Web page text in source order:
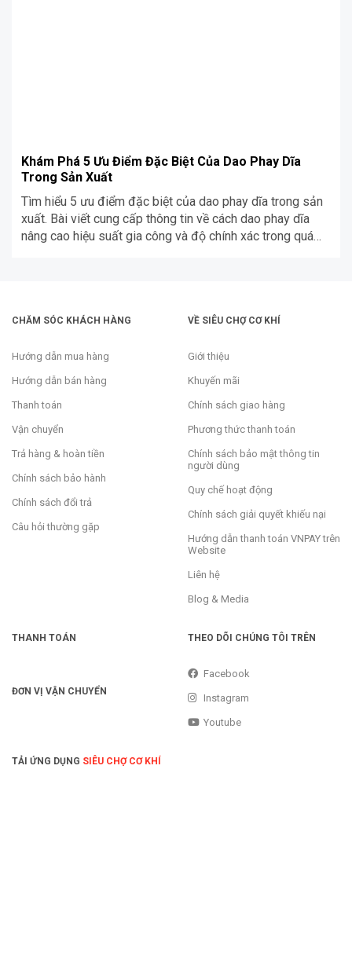
Khám Phá 5 Ưu Điểm Đặc Biệt Của Dao Phay Dĩa
Trong Sản Xuất
Tìm hiểu 5 ưu điểm đặc biệt của dao phay dĩa trong sản
xuất. Bài viết cung cấp thông tin về cách dao phay dĩa
nâng cao hiệu suất gia công và độ chính xác trong quá
CHĂM SÓC KHÁCH HÀNG
Hướng dẫn mua hàng
Hướng dẫn bán hàng
Thanh toán
Vận chuyển
Trả hàng & hoàn tiền
Chính sách bảo hành
Chính sách đổi trả
Câu hỏi thường gặp
VỀ SIÊU CHỢ CƠ KHÍ
Giới thiệu
Khuyến mãi
Chính sách giao hàng
Phương thức thanh toán
Chính sách bảo mật thông tin
người dùng
Quy chế hoạt động
Chính sách giải quyết khiếu nại
Hướng dẫn thanh toán VNPAY trên
Website
Liên hệ
Blog & Media
THANH TOÁN
ĐƠN VỊ VẬN CHUYỂN
THEO DÕI CHÚNG TÔI TRÊN
Facebook
Instagram
Youtube
TẢI ỨNG DỤNG SIÊU CHỢ CƠ KHÍ